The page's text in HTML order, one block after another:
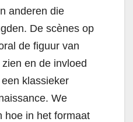
anderen die
De scènes op
de figuur van
en de invloed
klassieker
We
hoe in het formaat